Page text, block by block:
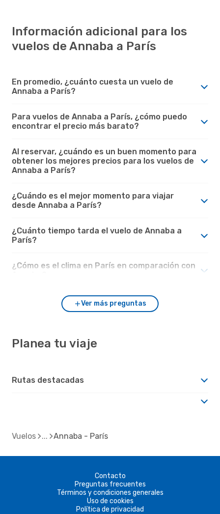
Información adicional para los
vuelos de Annaba a París
En promedio, ¿cuánto cuesta un vuelo de
Annaba a París?
Para vuelos de Annaba a París, ¿cómo puedo
encontrar el precio más barato?
Al reservar, ¿cuándo es un buen momento para
obtener los mejores precios para los vuelos de
Annaba a París?
¿Cuándo es el mejor momento para viajar
desde Annaba a París?
¿Cuánto tiempo tarda el vuelo de Annaba a
París?
¿Cómo es el clima en París en comparación con
Ver más preguntas
Planea tu viaje
Rutas destacadas
Vuelos Annaba - París
Contacto
Preguntas frecuentes
Términos y condiciones generales
Uso de cookies
Política de privacidad